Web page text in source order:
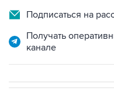
Подписаться на
Получать
канале